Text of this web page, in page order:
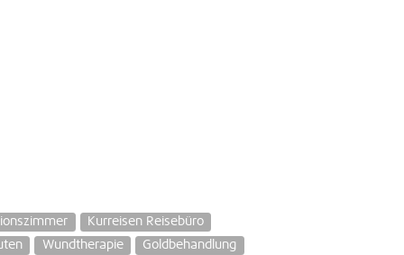
Kurreisen Reisebüro
Wundtherapie
Goldbehandlung